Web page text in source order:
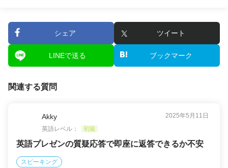
シェア ツイート
LINEで送る ブックマーク
関連する質問
Akky
2025年5月11日
英語レベル：
初級
英語プレゼンの質疑応答で即座に返答できるか不安
スピーキング